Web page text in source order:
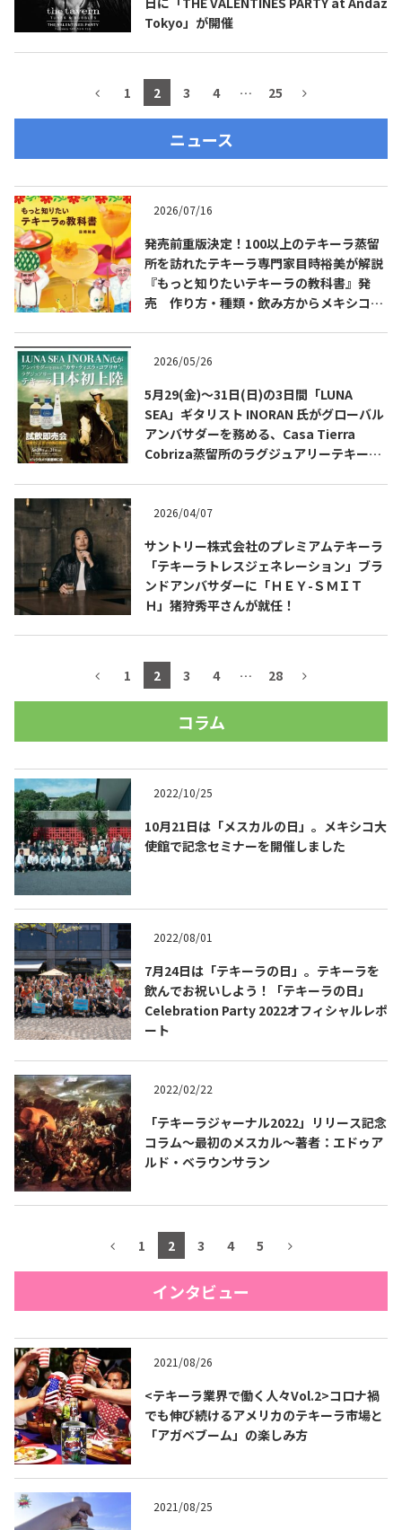
Tokyo」が開催
1 2 3 4 … 25
ニュース
2026/07/16
発売前重版決定！100以上のテキーラ蒸留
所を訪れたテキーラ専門家目時裕美が解説
『もっと知りたいテキーラの教科書』発
売 作り方・種類・飲み方からメキシコ文
2026/05/26
5月29(金)～31日(日)の3日間「LUNA
SEA」ギタリスト INORAN 氏がグローバル
アンバサダーを務める、Casa Tierra
Cobriza蒸留所のラグジュアリーテキーラ
2026/04/07
サントリー株式会社のプレミアムテキーラ
「テキーラトレスジェネレーション」ブラ
ンドアンバサダーに「ＨＥＹ-ＳＭＩＴ
Ｈ」猪狩秀平さんが就任！
1 2 3 4 … 28
コラム
2022/10/25
10月21日は「メスカルの日」。メキシコ大
使館で記念セミナーを開催しました
2022/08/01
7月24日は「テキーラの日」。テキーラを
飲んでお祝いしよう！「テキーラの日」
Celebration Party 2022オフィシャルレポ
ート
2022/02/22
「テキーラジャーナル2022」リリース記念
コラム～最初のメスカル～著者：エドゥア
ルド・ベラウンサラン
1 2 3 4 5
インタビュー
2021/08/26
<テキーラ業界で働く人々Vol.2>コロナ禍
でも伸び続けるアメリカのテキーラ市場と
「アガベブーム」の楽しみ方
2021/08/25